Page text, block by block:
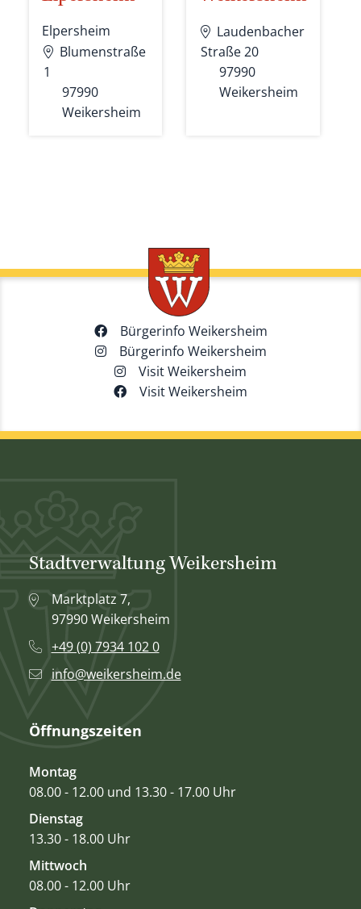
Elpersheim
Blumenstraße
1
97990
Weikersheim
Laudenbacher
Straße 20
97990
Weikersheim
Bürgerinfo Weikersheim
Bürgerinfo Weikersheim
Visit Weikersheim
Visit Weikersheim
Stadtverwaltung Weikersheim
Marktplatz 7,
97990 Weikersheim
+49 (0) 7934 102 0
info@weikersheim.de
Öffnungszeiten
Montag
08.00 - 12.00 und 13.30 - 17.00 Uhr
Dienstag
13.30 - 18.00 Uhr
Mittwoch
08.00 - 12.00 Uhr